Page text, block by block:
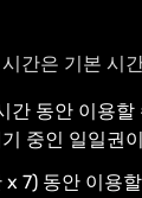
간은 기본 시
간 동안 이용
중인 일일권
7) 동안 이용